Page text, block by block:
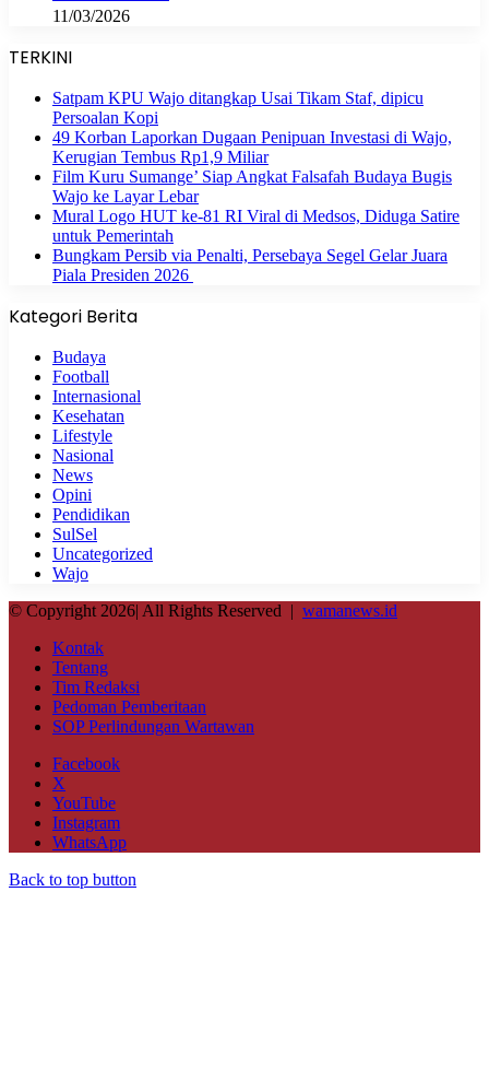
11/03/2026
TERKINI
Satpam KPU Wajo ditangkap Usai Tikam Staf, dipicu
Persoalan Kopi
49 Korban Laporkan Dugaan Penipuan Investasi di Wajo,
Kerugian Tembus Rp1,9 Miliar
Film Kuru Sumange’ Siap Angkat Falsafah Budaya Bugis
Wajo ke Layar Lebar
Mural Logo HUT ke-81 RI Viral di Medsos, Diduga Satire
untuk Pemerintah
Bungkam Persib via Penalti, Persebaya Segel Gelar Juara
Piala Presiden 2026
Kategori Berita
Budaya
Football
Internasional
Kesehatan
Lifestyle
Nasional
News
Opini
Pendidikan
SulSel
Uncategorized
Wajo
© Copyright 2026| All Rights Reserved | wamanews.id
Kontak
Tentang
Tim Redaksi
Pedoman Pemberitaan
SOP Perlindungan Wartawan
Facebook
X
YouTube
Instagram
WhatsApp
Back to top button